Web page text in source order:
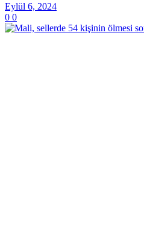
Eylül 6, 2024
0 0